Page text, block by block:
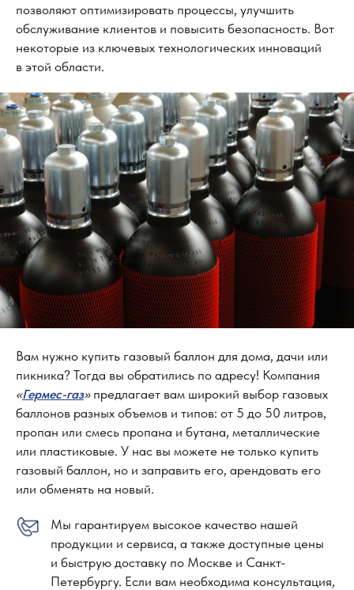
позволяют оптимизировать процессы, улучшить
обслуживание клиентов и повысить безопасность. Вот
некоторые из ключевых технологических инноваций
в этой области.
Вам нужно купить газовый баллон для дома, дачи или
пикника? Тогда вы обратились по адресу! Компания
«Гермес-газ»предлагает вам широкий выбор газовых
баллонов разных объемов и типов: от 5 до 50 литров,
пропан или смесь пропана и бутана, металлические
или пластиковые. У нас вы можете не только купить
газовый баллон, но и заправить его, арендовать его
или обменять на новый.
Мы гарантируем высокое качество нашей
продукции и сервиса, а также доступные цены
и быструю доставку по Москве и Санкт-
Петербургу. Если вам необходима консультация,